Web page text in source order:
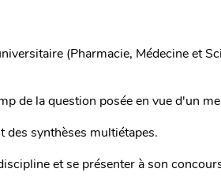
(Pharmacie, Médecine et
de la question posée en vue d'un
des synthèses multiétapes.
et se présenter à son